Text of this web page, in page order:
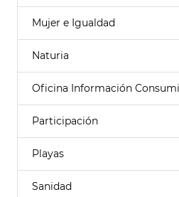
Mujer e Igualdad
Naturia
Oficina Información
Participación
Playas
Sanidad